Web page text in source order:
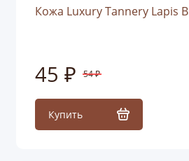
Кожа Luxury Tannery Lapis
45 ₽ 54 ₽
Купить